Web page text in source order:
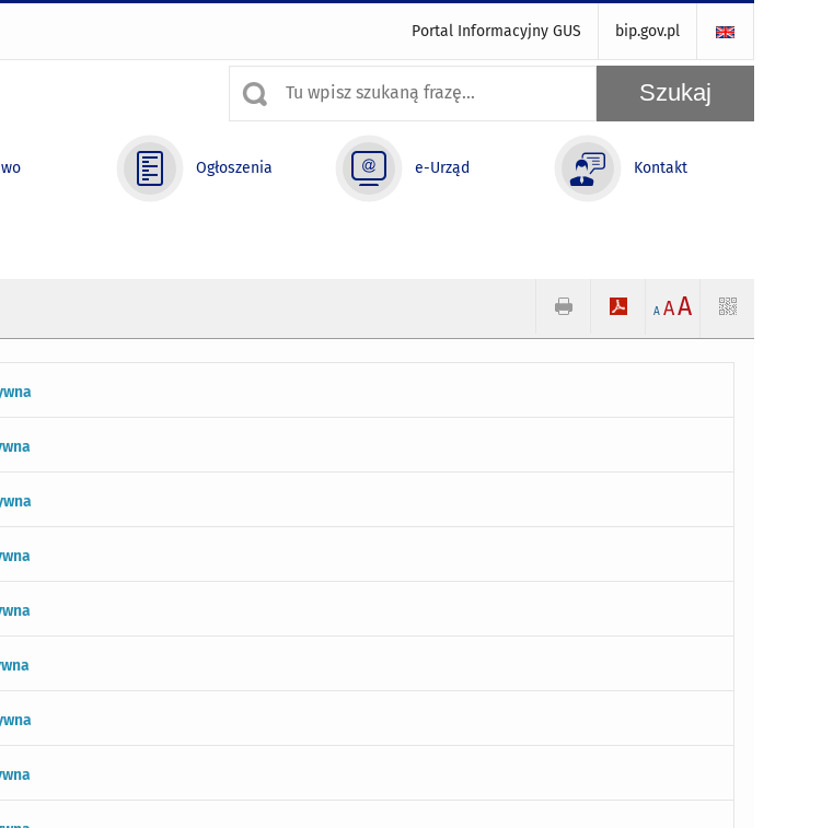
Portal Informacyjny GUS bip.gov.pl
Ogłoszenia e-Urząd Kontakt
A AA